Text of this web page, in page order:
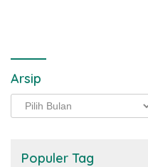
Arsip
Arsip
Populer Tag